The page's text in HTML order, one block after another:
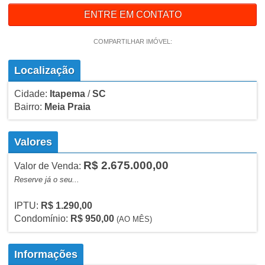
ENTRE EM CONTATO
COMPARTILHAR IMÓVEL:
Localização
Cidade: Itapema/SC
Bairro: Meia Praia
Valores
Valor de Venda: R$ 2.675.000,00
Reserve já o seu...
IPTU: R$ 1.290,00
Condomínio: R$ 950,00 (AO MÊS)
Informações